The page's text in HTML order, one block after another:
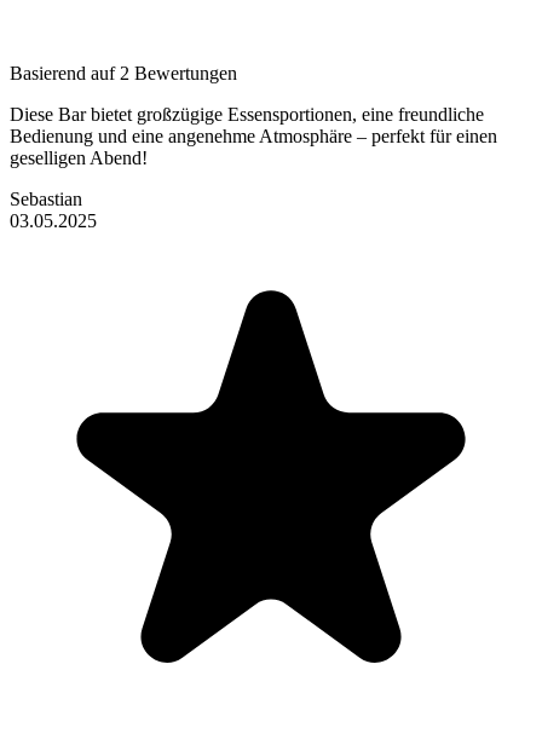
Basierend auf 2 Bewertungen
Diese Bar bietet großzügige Essensportionen, eine freundliche
Bedienung und eine angenehme Atmosphäre – perfekt für einen
geselligen Abend!
Sebastian
03.05.2025